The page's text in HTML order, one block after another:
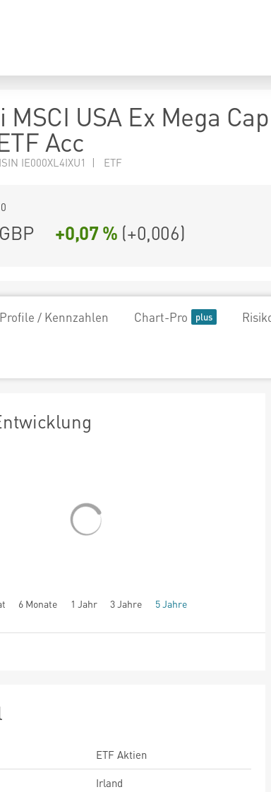
USA Ex Mega Cap
Acc
IE000XL4IXU1 | ETF
GBP +0,07 % (+0,006)
Profile / Kennzahlen Chart-Pro
6 Monate 1 Jahr 3 Jahre 5 Jahre
ETF Aktien
Irland